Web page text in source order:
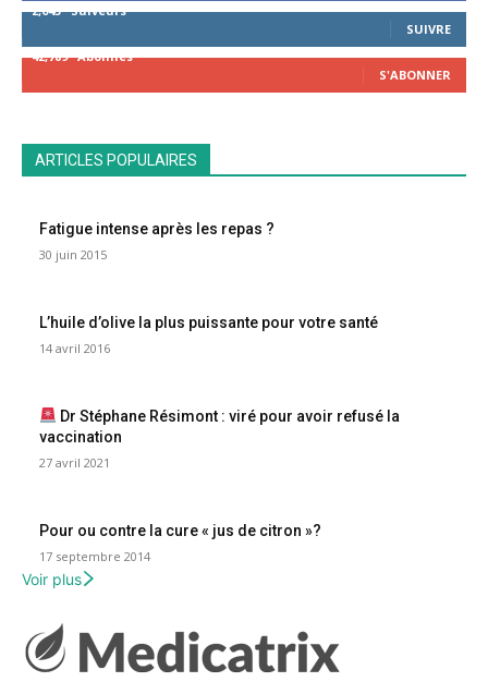
2,043 Suiveurs
SUIVRE
42,789 Abonnés
S'ABONNER
ARTICLES POPULAIRES
Fatigue intense après les repas ?
30 juin 2015
L’huile d’olive la plus puissante pour votre santé
14 avril 2016
Dr Stéphane Résimont : viré pour avoir refusé la
vaccination
27 avril 2021
Pour ou contre la cure « jus de citron »?
17 septembre 2014
Voir plus